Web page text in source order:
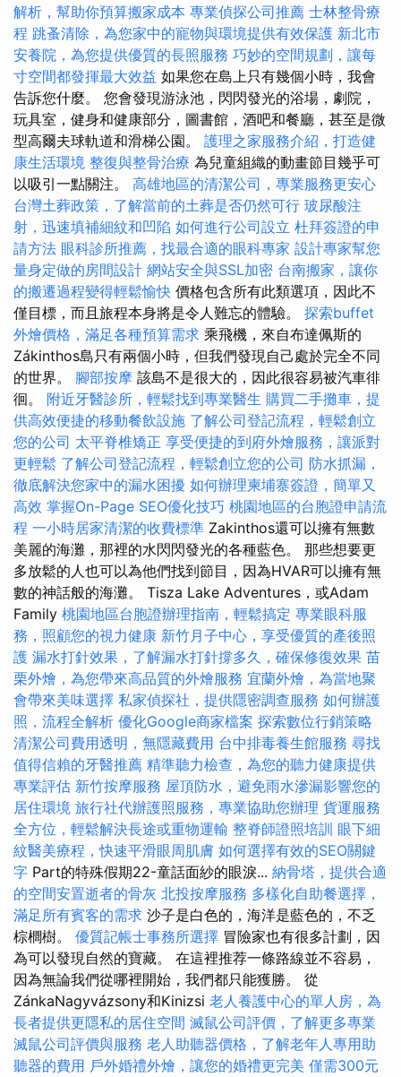
解析，幫助你預算搬家成本 專業偵探公司推薦 士林整骨療
程 跳蚤清除，為您家中的寵物與環境提供有效保護 新北市
安養院，為您提供優質的長照服務 巧妙的空間規劃，讓每
寸空間都發揮最大效益 如果您在島上只有幾個小時，我會
告訴您什麼。 您會發現游泳池，閃閃發光的浴場，劇院，
玩具室，健身和健康部分，圖書館，酒吧和餐廳，甚至是微
型高爾夫球軌道和滑梯公園。 護理之家服務介紹，打造健
康生活環境 整復與整骨治療 為兒童組織的動畫節目幾乎可
以吸引一點關注。 高雄地區的清潔公司，專業服務更安心
台灣土葬政策，了解當前的土葬是否仍然可行 玻尿酸注
射，迅速填補細紋和凹陷 如何進行公司設立 杜拜簽證的申
請方法 眼科診所推薦，找最合適的眼科專家 設計專家幫您
量身定做的房間設計 網站安全與SSL加密 台南搬家，讓你
的搬遷過程變得輕鬆愉快 價格包含所有此類選項，因此不
僅目標，而且旅程本身將是令人難忘的體驗。 探索buffet
外燴價格，滿足各種預算需求 乘飛機，來自布達佩斯的
Zákinthos島只有兩個小時，但我們發現自己處於完全不同
的世界。 腳部按摩 該島不是很大的，因此很容易被汽車徘
徊。 附近牙醫診所，輕鬆找到專業醫生 購買二手攤車，提
供高效便捷的移動餐飲設施 了解公司登記流程，輕鬆創立
您的公司 太平脊椎矯正 享受便捷的到府外燴服務，讓派對
更輕鬆 了解公司登記流程，輕鬆創立您的公司 防水抓漏，
徹底解決您家中的漏水困擾 如何辦理柬埔寨簽證，簡單又
高效 掌握On-Page SEO優化技巧 桃園地區的台胞證申請流
程 一小時居家清潔的收費標準 Zakinthos還可以擁有無​​數
美麗的海灘，那裡的水閃閃發光的各種藍色。 那些想要更
多放鬆的人也可以為他們找到節目，因為HVAR可以擁有無​​
數的神話般的海灘。 Tisza Lake Adventures，或Adam
Family 桃園地區台胞證辦理指南，輕鬆搞定 專業眼科服
務，照顧您的視力健康 新竹月子中心，享受優質的產後照
護 漏水打針效果，了解漏水打針撐多久，確保修復效果 苗
栗外燴，為您帶來高品質的外燴服務 宜蘭外燴，為當地聚
會帶來美味選擇 私家偵探社，提供隱密調查服務 如何辦護
照，流程全解析 優化Google商家檔案 探索數位行銷策略
清潔公司費用透明，無隱藏費用 台中排毒養生館服務 尋找
值得信賴的牙醫推薦 精準聽力檢查，為您的聽力健康提供
專業評估 新竹按摩服務 屋頂防水，避免雨水滲漏影響您的
居住環境 旅行社代辦護照服務，專業協助您辦理 貨運服務
全方位，輕鬆解決長途或重物運輸 整脊師證照培訓 眼下細
紋醫美療程，快速平滑眼周肌膚 如何選擇有效的SEO關鍵
字 Part的特殊假期22-童話面紗的眼淚... 納骨塔，提供合適
的空間安置逝者的骨灰 北投按摩服務 多樣化自助餐選擇，
滿足所有賓客的需求 沙子是白色的，海洋是藍色的，不乏
棕櫚樹。 優質記帳士事務所選擇 冒險家也有很多計劃，因
為可以發現自然的寶藏。 在這裡推荐一條路線並不容易，
因為無論我們從哪裡開始，我們都只能獲勝。 從
ZánkaNagyvázsony和Kinizsi 老人養護中心的單人房，為
長者提供更隱私的居住空間 滅鼠公司評價，了解更多專業
滅鼠公司評價與服務 老人助聽器價格，了解老年人專用助
聽器的費用 戶外婚禮外燴，讓您的婚禮更完美 僅需300元